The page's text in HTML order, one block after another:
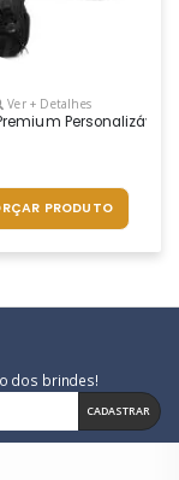
Ver + Detalhes
Personalizável
PRODUTO
dos brindes!
CADASTRAR